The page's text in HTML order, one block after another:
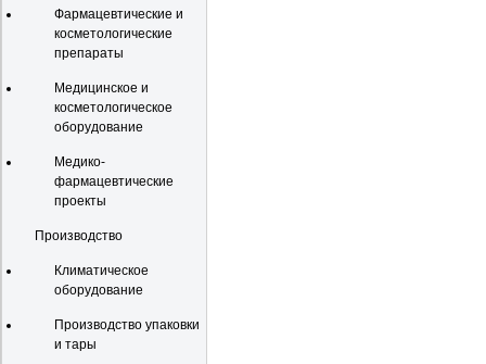
Фармацевтические и
косметологические
препараты
Медицинское и
косметологическое
оборудование
Медико-
фармацевтические
проекты
Производство
Климатическое
оборудование
Производство упаковки
и тары